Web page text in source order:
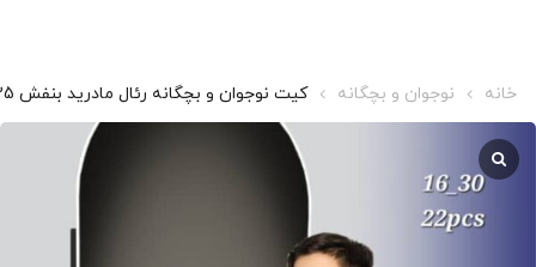
خانه نوجوان و بچگانه کیت نوجوان و بچگانه رئال مادرید بنفش y3 2025